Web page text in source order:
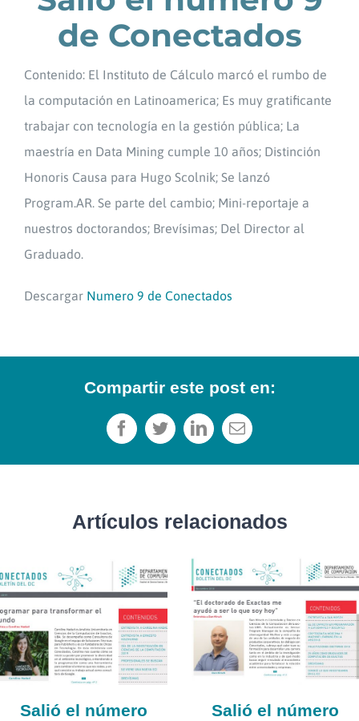
de Conectados
Contenido: El Instituto de Cálculo marcó el rumbo de
la computación en Latinoamerica; Es muy gratificante
trabajar con tecnología en la gestión pública; La
maestría en Data Mining cumple 10 años; Distinción
Honoris Causa para Hugo Scolnik; Se lanzó
Program.AR. Se parte del cambio; Mini-reportaje a
nuestros doctorandos; Brevísimas; Del Director al
Graduado.
Descargar Numero 9 de Conectados
Compartir este post en:
FacebookTwitterLinkedInCorreo
Artículos relacionados
Salió el número
Salió el número